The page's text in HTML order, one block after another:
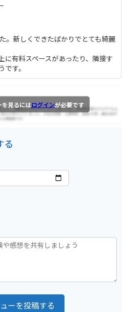
。新しくできたばかりでとても綺麗
に有料スペースがあったり、隣接す
す。
を見るにはログインが必要です
る
ーを投稿する